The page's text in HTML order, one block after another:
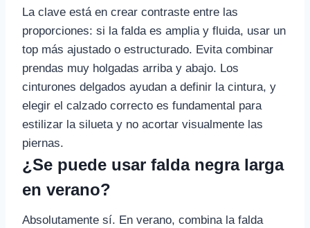
La clave está en crear contraste entre las
proporciones: si la falda es amplia y fluida, usar un
top más ajustado o estructurado. Evita combinar
prendas muy holgadas arriba y abajo. Los
cinturones delgados ayudan a definir la cintura, y
elegir el calzado correcto es fundamental para
estilizar la silueta y no acortar visualmente las
piernas.
¿Se puede usar falda negra larga
en verano?
Absolutamente sí. En verano, combina la falda